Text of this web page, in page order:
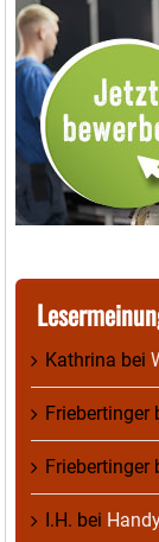
Kathrina bei
Friebertinger
Friebertinger
I.H. bei